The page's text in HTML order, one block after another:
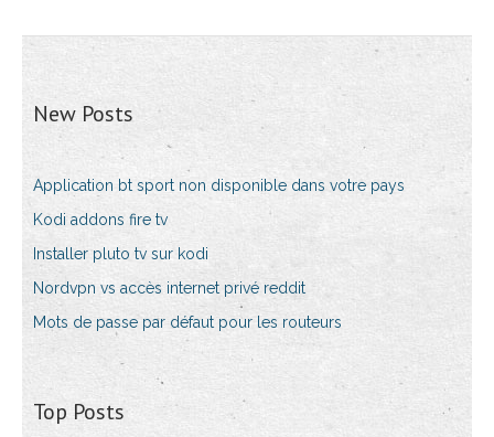
New Posts
Application bt sport non disponible dans votre pays
Kodi addons fire tv
Installer pluto tv sur kodi
Nordvpn vs accès internet privé reddit
Mots de passe par défaut pour les routeurs
Top Posts